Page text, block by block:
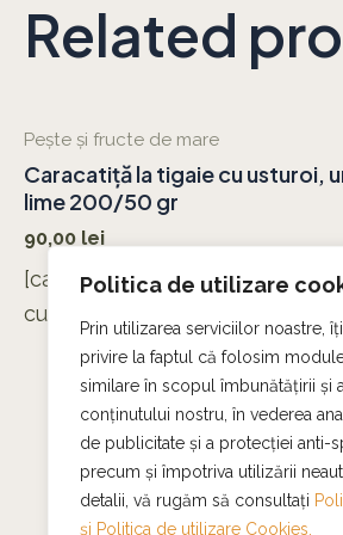
Politica de utilizare
Prin utilizarea serviciilor noastre,
privire la faptul că folosim
similare în scopul îmbunătățirii și
conținutului nostru, în vederea
de publicitate și a protecției anti-
precum și împotriva utilizării
detalii, vă rugăm să consultați
și Politica de utilizare Cookies.
Related
Pește și fructe de mare
Caracatiță la tigaie cu usturoi,
lime 200/50 gr
90,00 lei
[caracatiță, usturoi, unt, lime,
cuburi]